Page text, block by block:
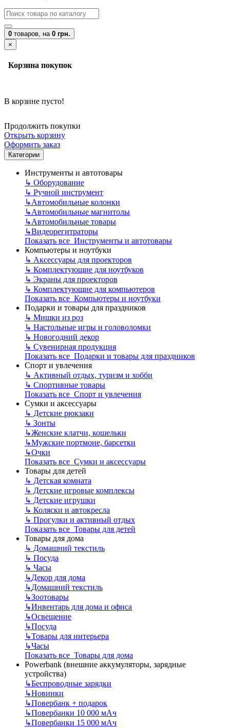
0 товаров, на 0 грн.
×
Корзина покупок
В корзине пусто!
Продолжить покупки
Открыть корзину
Оформить заказ
Категории
Инструменты и автотовары
↳ Оборудование
↳ Ручной инструмент
↳Автомобильные колонки
↳Автомобильные магнитолы
↳Автомобильные товары
↳Видеорегитраторы
Показать все Инструменты и автотовары
Компьютеры и ноутбуки
↳ Аксессуары для проекторов
↳ Комплектующие для ноутбуков
↳ Экраны для проекторов
↳ Комплектующие для компьютеров
Показать все Компьютеры и ноутбуки
Подарки и товары для праздников
↳ Мишки из роз
↳ Настольные игры и головоломки
↳ Новогодний декор
↳ Сувенирная продукция
Показать все Подарки и товары для праздников
Спорт и увлечения
↳ Активный отдых, туризм и хобби
↳ Спортивные товары
Показать все Спорт и увлечения
Сумки и аксессуары
↳ Детские рюкзаки
↳ Зонты
↳Женские клатчи, кошельки
↳Мужские портмоне, барсетки
↳Очки
Показать все Сумки и аксессуары
Товары для детей
↳ Детская комната
↳ Детские игровые комплексы
↳ Детские игрушки
↳ Коляски и автокресла
↳ Прогулки и активный отдых
Показать все Товары для детей
Товары для дома
↳ Домашний текстиль
↳ Посуда
↳ Часы
↳Декор для дома
↳Домашний текстиль
↳Зоотовары
↳Инвентарь для дома и офиса
↳Освещение
↳Посуда
↳Товары для интерьера
↳Часы
Показать все Товары для дома
Powerbank (внешние аккумуляторы, зарядные
устройства)
↳Беспроводные зарядки
↳Новинки
↳Повербанк + подарок
↳Повербанки 10 000 мАч
↳Повербанки 15 000 мАч